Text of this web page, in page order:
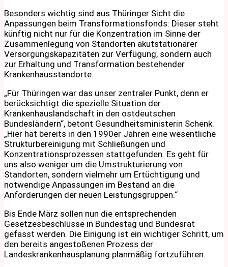
Besonders wichtig sind aus Thüringer Sicht die
Anpassungen beim Transformationsfonds: Dieser steht
künftig nicht nur für die Konzentration im Sinne der
Zusammenlegung von Standorten akutstationärer
Versorgungskapazitäten zur Verfügung, sondern auch
zur Erhaltung und Transformation bestehender
Krankenhausstandorte.
„Für Thüringen war das unser zentraler Punkt, denn er
berücksichtigt die spezielle Situation der
Krankenhauslandschaft in den ostdeutschen
Bundesländern“, betont Gesundheitsministerin Schenk.
„Hier hat bereits in den 1990er Jahren eine wesentliche
Strukturbereinigung mit Schließungen und
Konzentrationsprozessen stattgefunden. Es geht für
uns also weniger um die Umstrukturierung von
Standorten, sondern vielmehr um Ertüchtigung und
notwendige Anpassungen im Bestand an die
Anforderungen der neuen Leistungsgruppen.“
Bis Ende März sollen nun die entsprechenden
Gesetzesbeschlüsse in Bundestag und Bundesrat
gefasst werden. Die Einigung ist ein wichtiger Schritt, um
den bereits angestoßenen Prozess der
Landeskrankenhausplanung planmäßig fortzuführen.